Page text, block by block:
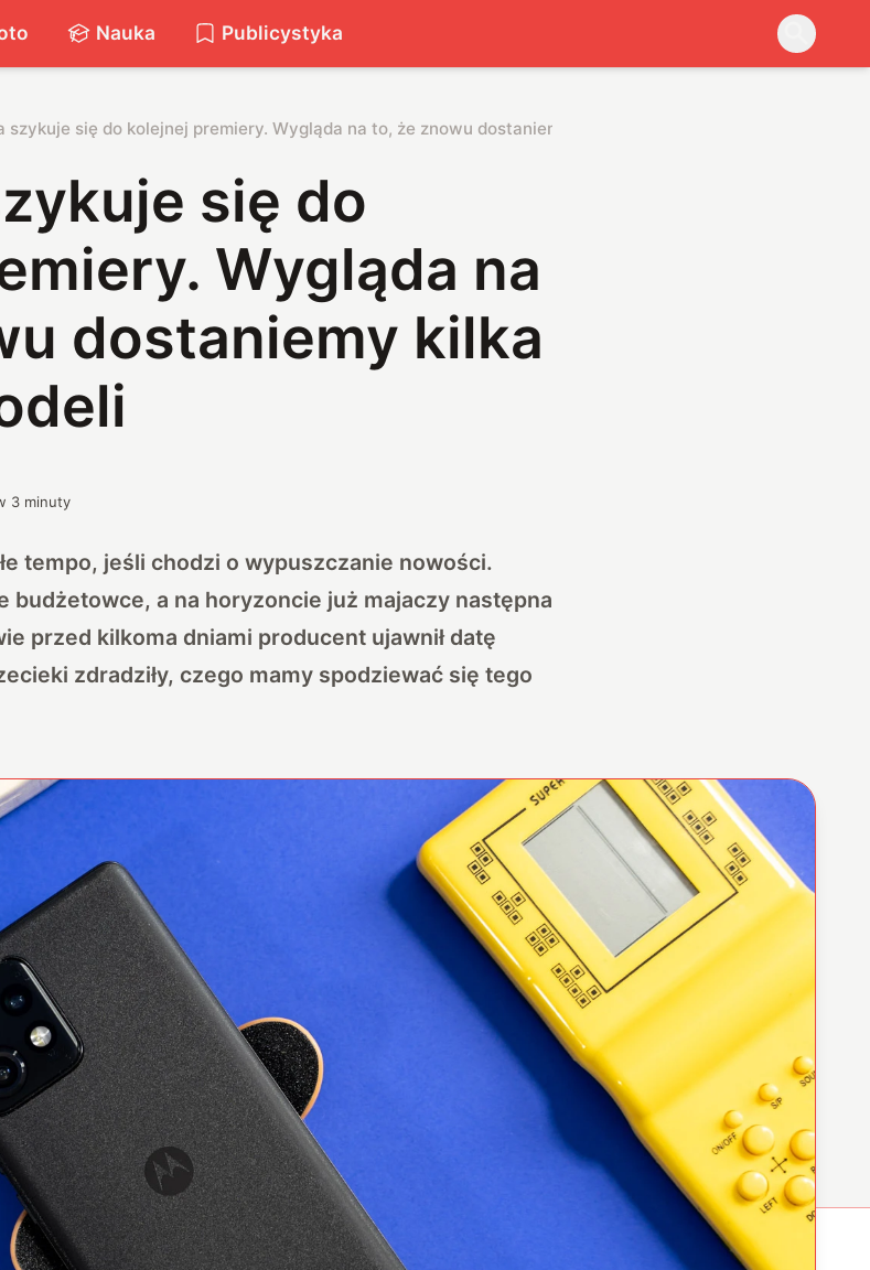
Nauka Publicystyka
szykuje się do kolejnej premiery. Wygląda na to, że znowu dostaniemy kilka nowych modeli
się do
Wygląda na
dostaniemy kilka
3 minuty
tempo, jeśli chodzi o wypuszczanie nowości.
budżetowce, a na horyzoncie już majaczy następna
przed kilkoma dniami producent ujawnił datę
zdradziły, czego mamy spodziewać się tego